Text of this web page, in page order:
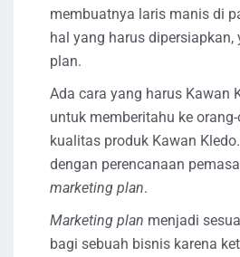
membuatnya laris manis di
hal yang harus dipersiapkan,
plan.
Ada cara yang harus Kawan
untuk memberitahu ke
kualitas produk Kawan
dengan perencanaan
marketing plan.
Marketing plan menjadi
bagi sebuah bisnis karena